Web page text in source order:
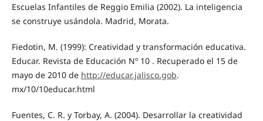
Escuelas Infantiles de Reggio Emilia (2002). La inteligencia
se construye usándola. Madrid, Morata.
Fiedotin, M. (1999): Creatividad y transformación educativa.
Educar. Revista de Educación Nº 10 . Recuperado el 15 de
mayo de 2010 de http://educar.jalisco.gob.
mx/10/10educar.html
Fuentes, C. R. y Torbay, A. (2004). Desarrollar la creatividad